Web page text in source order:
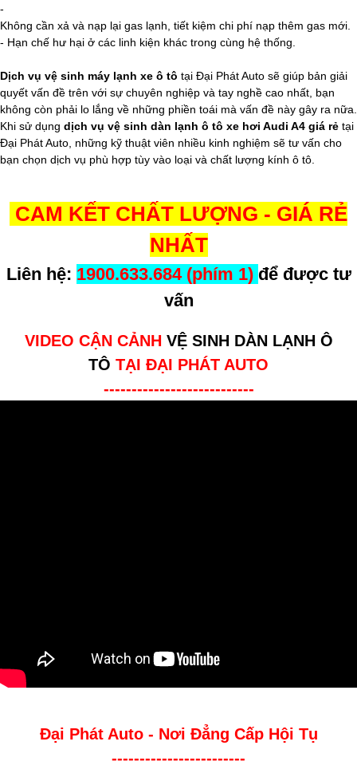
-
Không cần xả và nạp lại gas lạnh, tiết kiệm chi phí nạp thêm gas mới.
- Hạn chế hư hại ở các linh kiện khác trong cùng hệ thống.
Dịch vụ vệ sinh máy lạnh xe ô tô tại Đại Phát Auto sẽ giúp bản giải
quyết vấn đề trên với sự chuyên nghiệp và tay nghề cao nhất, bạn
không còn phải lo lắng về những phiền toái mà vấn đề này gây ra nữa.
Khi sử dụng dịch vụ vệ sinh dàn lạnh ô tô xe hơi Audi A4 giá rẻ tại
Đại Phát Auto, những kỹ thuật viên nhiều kinh nghiệm sẽ tư vấn cho
bạn chọn dịch vụ phù hợp tùy vào loại và chất lượng kính ô tô.
CAM KẾT CHẤT LƯỢNG - GIÁ RẺ
NHẤT
Liên hệ: 1900.633.684 (phím 1) để được tư
vấn
VIDEO CẬN CẢNH VỆ SINH DÀN LẠNH Ô
TÔ TẠI ĐẠI PHÁT AUTO
---------------------------
Đại Phát Auto - Nơi Đẳng Cấp Hội Tụ
------------------------